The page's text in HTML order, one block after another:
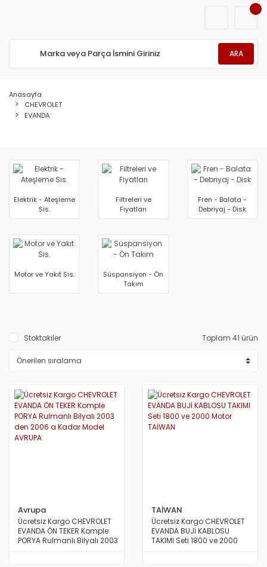
ARA
Anasayfa
CHEVROLET
EVANDA
Elektrik - Ateşleme
Sis.
Filtreleri ve
Fiyatları
Fren - Balata -
Debriyaj - Disk
Motor ve Yakıt Sis.
Süspansiyon - Ön
Takım
Stoktakiler Toplam 41 ürün
Avrupa
Ücretsiz Kargo CHEVROLET
EVANDA ÖN TEKER Komple
PORYA Rulmanlı Bilyalı 2003
TAİWAN
Ücretsiz Kargo CHEVROLET
EVANDA BUJİ KABLOSU
TAKIMI Seti 1800 ve 2000